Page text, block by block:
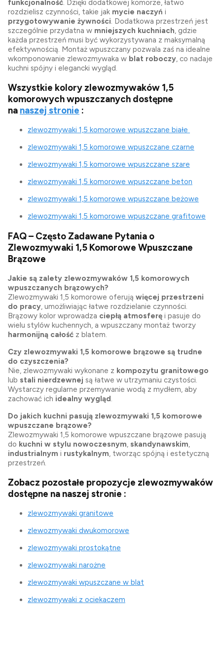
funkcjonalność. Dzięki dodatkowej komorze, łatwo
rozdzielisz czynności, takie jak mycie naczyń i
przygotowywanie żywności. Dodatkowa przestrzeń jest
szczególnie przydatna w mniejszych kuchniach, gdzie
każda przestrzeń musi być wykorzystywana z maksymalną
efektywnością. Montaż wpuszczany pozwala zaś na idealne
wkomponowanie zlewozmywaka w blat roboczy, co nadaje
kuchni spójny i elegancki wygląd.
Wszystkie kolory zlewozmywaków 1,5
komorowych wpuszczanych dostępne
na naszej stronie :
zlewozmywaki 1,5 komorowe wpuszczane białe
zlewozmywaki 1,5 komorowe wpuszczane czarne
zlewozmywaki 1,5 komorowe wpuszczane szare
zlewozmywaki 1,5 komorowe wpuszczane beton
zlewozmywaki 1,5 komorowe wpuszczane beżowe
zlewozmywaki 1,5 komorowe wpuszczane grafitowe
FAQ – Często Zadawane Pytania o
Zlewozmywaki 1,5 Komorowe Wpuszczane
Brązowe
Jakie są zalety zlewozmywaków 1,5 komorowych
wpuszczanych brązowych?
Zlewozmywaki 1,5 komorowe oferują więcej przestrzeni
do pracy , umożliwiając łatwe rozdzielanie czynności.
Brązowy kolor wprowadza ciepłą atmosferę i pasuje do
wielu stylów kuchennych, a wpuszczany montaż tworzy
harmonijną całość z blatem.
Czy zlewozmywaki 1,5 komorowe brązowe są trudne
do czyszczenia?
Nie, zlewozmywaki wykonane z kompozytu granitowego
lub stali nierdzewnej są łatwe w utrzymaniu czystości.
Wystarczy regularne przemywanie wodą z mydłem, aby
zachować ich idealny wygląd
Do jakich kuchni pasują zlewozmywaki 1,5 komorowe
wpuszczane brązowe?
Zlewozmywaki 1,5 komorowe wpuszczane brązowe pasują
do kuchni w stylu nowoczesnym skandynawskim
industrialnym i rustykalnym , tworząc spójną i estetyczną
przestrzeń.
Zobacz pozostałe propozycje zlewozmywaków
dostępne na naszej stronie :
zlewozmywaki granitowe
zlewozmywaki dwukomorowe
zlewozmywaki prostokątne
zlewozmywaki narożne
zlewozmywaki wpuszczane w blat
zlewozmywaki z ociekaczem